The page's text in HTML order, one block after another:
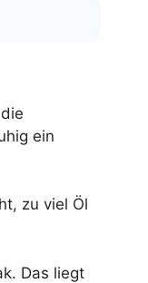
ein
zu viel Öl
Das liegt